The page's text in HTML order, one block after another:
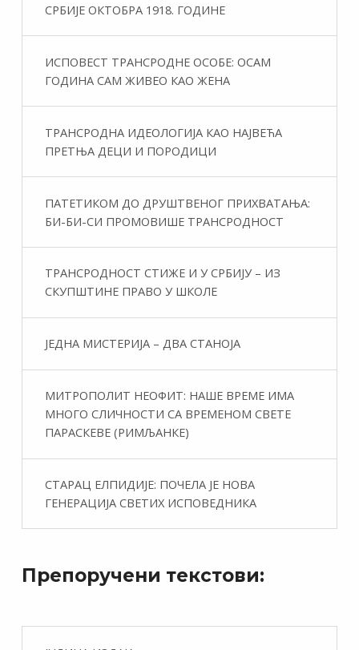
СРБИЈЕ ОКТОБРА 1918. ГОДИНЕ
ИСПОВЕСТ ТРАНСРОДНЕ ОСОБЕ: ОСАМ
ГОДИНА САМ ЖИВЕО КАО ЖЕНА
ТРАНСРОДНА ИДЕОЛОГИЈА КАО НАЈВЕЋА
ПРЕТЊА ДЕЦИ И ПОРОДИЦИ
ПАТЕТИКОМ ДО ДРУШТВЕНОГ ПРИХВАТАЊА:
БИ-БИ-СИ ПРОМОВИШЕ ТРАНСРОДНОСТ
ТРАНСРОДНОСТ СТИЖЕ И У СРБИЈУ – ИЗ
СКУПШТИНЕ ПРАВО У ШКОЛЕ
ЈЕДНА МИСТЕРИЈА – ДВА СТАНОЈА
МИТРОПОЛИТ НЕОФИТ: НАШЕ ВРЕМЕ ИМА
МНОГО СЛИЧНОСТИ СА ВРЕМЕНОМ СВЕТЕ
ПАРАСКЕВЕ (РИМЉАНКЕ)
СТАРАЦ ЕЛПИДИЈЕ: ПОЧЕЛА ЈЕ НОВА
ГЕНЕРАЦИЈА СВЕТИХ ИСПОВЕДНИКА
Препоручени текстови: